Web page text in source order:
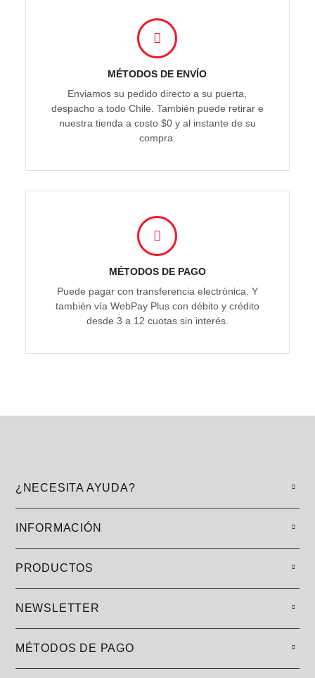
MÉTODOS DE ENVÍO
Enviamos su pedido directo a su puerta,
despacho a todo Chile. También puede retirar e
nuestra tienda a costo $0 y al instante de su
compra.
MÉTODOS DE PAGO
Puede pagar con transferencia electrónica. Y
también vía WebPay Plus con débito y crédito
desde 3 a 12 cuotas sin interés.
¿NECESITA AYUDA?
INFORMACIÓN
PRODUCTOS
NEWSLETTER
MÉTODOS DE PAGO